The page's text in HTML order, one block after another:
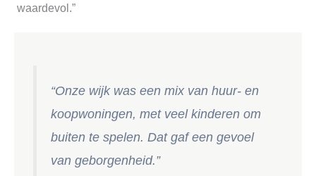
waardevol.”
“Onze wijk was een mix van huur- en
koopwoningen, met veel kinderen om
buiten te spelen. Dat gaf een gevoel
van geborgenheid.”